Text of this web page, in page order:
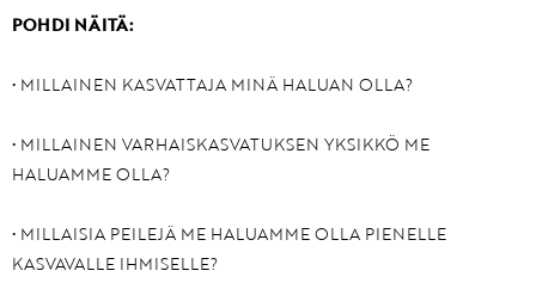
POHDI NÄITÄ:
• MILLAINEN KASVATTAJA MINÄ HALUAN OLLA?
• MILLAINEN VARHAISKASVATUKSEN YKSIKKÖ ME
HALUAMME OLLA?
• MILLAISIA PEILEJÄ ME HALUAMME OLLA PIENELLE
KASVAVALLE IHMISELLE?